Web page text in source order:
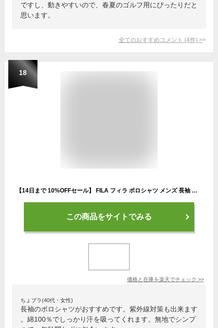
ですし、動きやすいので、春夏のゴルフ用にぴったりだと
思います。
全てのおすすめコメント (4件) >
18
【14日まで 10%OFFセール】 FILA フィラ ポロシャツ メンズ 長袖 綿100% ドライ 鹿の子 ボタンダウン スポーツブランド ゴルフウェア シンプル 無地 ワンポイントロゴ 胸ポケット付き おしゃれ カジュアル トップス カジュアル 白 黒 紺 M L LL 春 秋 学生 大人 outfit
この商品をサイトでみる
価格と在庫を楽天でチェック >>
ちょプラ(40代・女性)
長袖のポロシャツがおすすめです。紫外線対策も出来ます
。綿100％でしっかり汗を吸ってくれます。無地でシンプ